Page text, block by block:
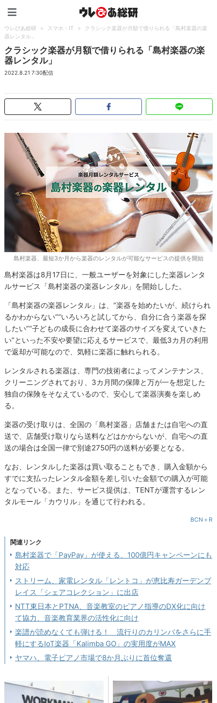
ウレぴあ総研 > スマホ・IT >
クラシック楽器が月額で借りられる「島村楽器の楽
器レンタル」
クラシック楽器が月額で借りられる「島村楽器の楽
器レンタル」
2022.8.21 7:30配信
島村楽器、最短3か月から楽器のレンタルが可能なサービスの提供を開始
島村楽器は8月17日に、一般ユーザーを対象にした楽器レンタ
ルサービス「島村楽器の楽器レンタル」を開始しした。
「島村楽器の楽器レンタル」は、“楽器を始めたいが、続けられ
るかわからない”“いろいろと試してから、自分に合う楽器を探
したい”“子どもの成長に合わせて楽器のサイズを変えていきた
い”といった不安や要望に応えるサービスで、最低3カ月の利用
で返却が可能なので、気軽に楽器に触れられる。
レンタルされる楽器は、専門の技術者によってメンテナンス、
クリーニングされており、3カ月間の保障と万が一を想定した
独自の保険をそなえているので、安心して楽器演奏を楽しめ
る。
楽器の受け取りは、全国の「島村楽器」店舗または自宅への直
送で、店舗受け取りなら送料などはかからないが、自宅への直
送の場合は全国一律で別途2750円の送料が必要となる。
なお、レンタルした楽器は買い取ることもでき、購入金額から
すでに支払ったレンタル金額を差し引いた金額での購入が可能
となっている。また、サービス提供は、TENTが運営するレン
タルモール「カウリル」を通じて行われる。
BCN＋R
関連リンク
島村楽器で「PayPay」が使える、100億円キャンペーンにも
対応
ストリーム、家電レンタル「レントコ」が恵比寿ガーデンプ
レイス「シェアコレクション」に出店
NTT東日本とPTNA、音楽教室のピアノ指導のDX化に向け
て協力、音楽教育業界の活性化に向け
楽譜が読めなくても弾ける！ 流行りのカリンバをさらに手
軽にするIoT楽器「Kalimba GO」の実用度がMAX
ヤマハ、電子ピアノ市場で8か月ぶりに首位奪還